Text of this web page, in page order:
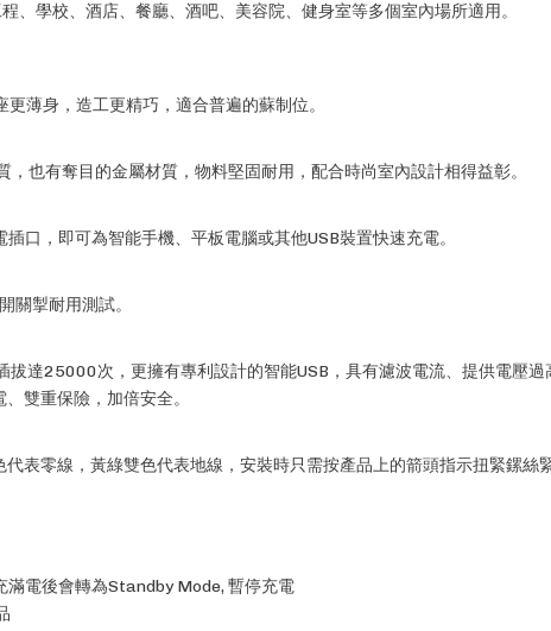
、學校、酒店、餐廳、酒吧、美容院、健身室等多個室內場所適用。
薄身，造工更精巧，適合普遍的蘇制位。
也有奪目的金屬材質，物料堅固耐用，配合時尚室內設計相得益彰。
口，即可為智能手機、平板電腦或其他USB裝置快速充電。
關掣耐用測試。
達25000次，更擁有專利設計的智能USB，具有濾波電流、提供電壓
雙重保險，加倍安全。
表零線，黃綠雙色代表地線，安裝時只需按產品上的箭頭指示扭緊鏍絲
滿電後會轉為Standby Mode, 暫停充電